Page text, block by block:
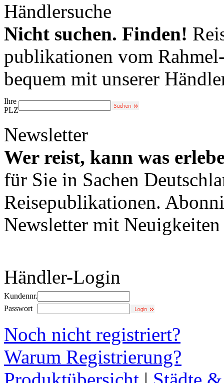
Händlersuche
Nicht suchen. Finden!
publikationen vom
bequem mit unserer
Ihre
PLZ
Newsletter
Wer reist, kann was
für Sie in Sachen
Reisepublikationen.
Newsletter mit
Händler-Login
Kundennr.
Passwort
Noch nicht registriert?
Warum Registrierung?